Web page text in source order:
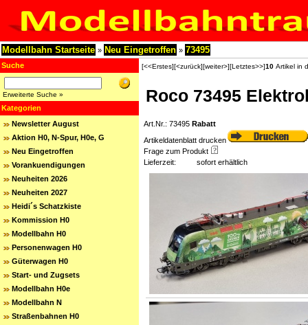
Modellbahn Startseite » Neu Eingetroffen » 73495
Suche
Erweiterte Suche »
Kategorien
Newsletter August
Aktion H0, N-Spur, H0e, G
Neu Eingetroffen
Vorankuendigungen
Neuheiten 2026
Neuheiten 2027
Heidi´s Schatzkiste
Kommission H0
Modellbahn H0
Personenwagen H0
Güterwagen H0
Start- und Zugsets
Modellbahn H0e
Modellbahn N
Straßenbahnen H0
[<<Erstes][<zurück][weiter>][Letztes>>]10 Artikel in
Roco 73495
Art.Nr.: 73495 Rabatt
Artikeldatenblatt drucken
Frage zum Produkt
Lieferzeit:
sofort erhältlich